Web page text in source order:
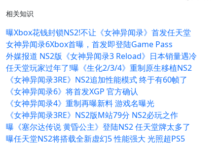
相关知识
曝Xbox花钱封锁NS2!不让《女神异闻录》首发任天堂
女神异闻录6Xbox首曝，首发即登陆Game Pass
外媒报道 NS2版《女神异闻录3 Reload》日本销量遇冷
任天堂玩家过年了!曝《生化2/3/4》重制原生移植NS2
《女神异闻录3RE》NS2追加性能模式 终于有60帧了
《女神异闻录6》将首发XGP 官方确认
《女神异闻录4》重制再曝新料 游戏名曝光
《女神异闻录3RE》NS2版M站79分 NS2必玩之作
曝《塞尔达传说 黄昏公主》登陆NS2 任天堂牌太多了
曝任天堂NS2将搭载全新虚幻5 性能强大 光照超PS5